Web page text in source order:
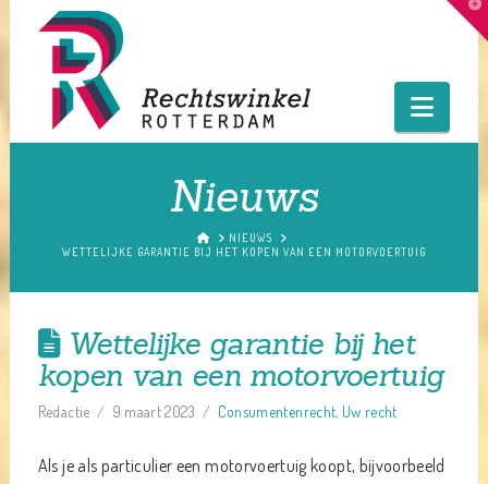
Nieuws
HOMENIEUWS
WETTELIJKE GARANTIE BIJ HET KOPEN VAN EEN MOTORVOERTUIG
Wettelijke garantie bij het
kopen van een motorvoertuig
Redactie 9 maart 2023 Consumentenrecht, Uw recht
Als je als particulier een motorvoertuig koopt, bijvoorbeeld